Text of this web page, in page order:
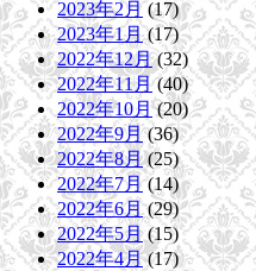
2023年2月 (17)
2023年1月(17)
2022年12月(32)
2022年11月(40)
2022年10月(20)
2022年9月(36)
2022年8月(25)
2022年7月(14)
2022年6月(29)
2022年5月 (15)
2022年4月(17)